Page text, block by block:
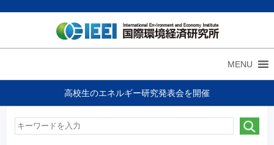
MENU
高校生のエネルギー研究発表会を開催